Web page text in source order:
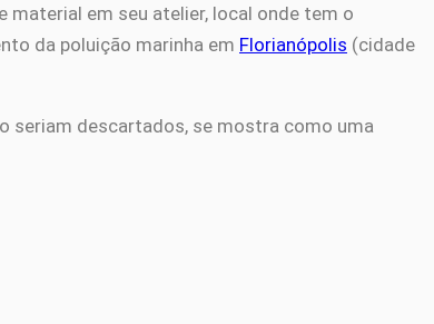
material em seu atelier, local onde tem o
da poluição marinha em Florianópolis (cidade
seriam descartados, se mostra como uma